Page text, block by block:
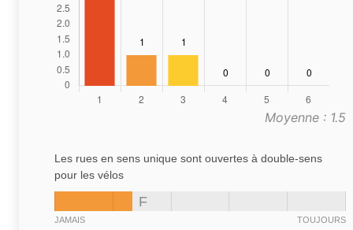
Moyenne : 1.5
Les rues en sens unique sont ouvertes à double-sens
pour les vélos
F
JAMAIS TOUJOURS